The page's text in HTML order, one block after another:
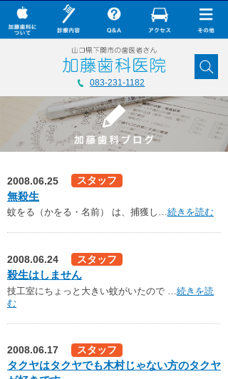
2008.06.25 スタッフ
無殺生
蚊をる（かをる・名前） は、捕獲し…続きを読む
2008.06.24 スタッフ
殺生はしません
技工室にちょっと大きい蚊がいたので … 続きを読
む
2008.06.17 スタッフ
タクヤはタクヤでも木村じゃない方のタクヤ
× CLOSE
加藤歯科について
診療内容
Q&A
コラム
ダウンロード
スタッフ募集
加藤歯科ブログ
下関観光ガイド
年賀状・暑中お見舞い